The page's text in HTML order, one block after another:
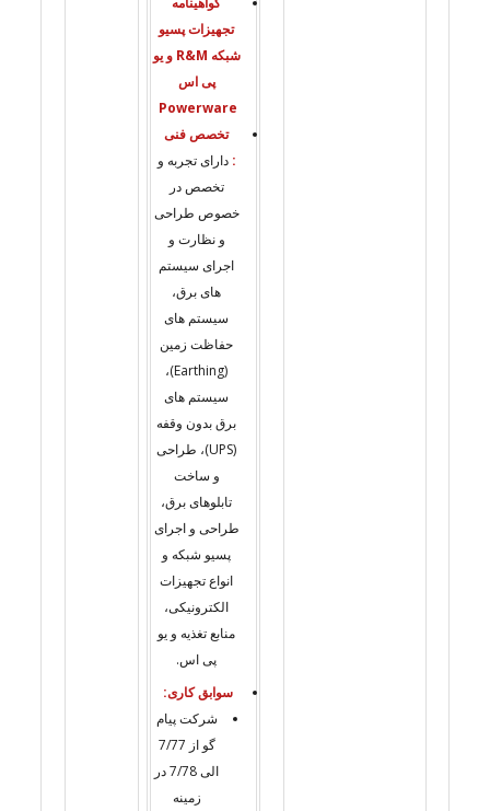
تجهیزات پسیو
شبکه R&M و یو
پی اس
Powerware
تخصص فنی
: دارای تجربه و
تخصص در
خصوص طراحی
و نظارت و
اجرای سیستم
های برق،
سیستم های
حفاظت زمین
(Earthing)،
سیستم های
برق بدون وقفه
(UPS)، طراحی
و ساخت
تابلوهای برق،
طراحی و اجرای
پسیو شبکه و
انواع تجهیزات
الکترونیکی،
منابع تغذیه و یو
پی اس.
سوابق کاری:
شرکت پیام
گو از 7/77
الی 7/78 در
زمینه